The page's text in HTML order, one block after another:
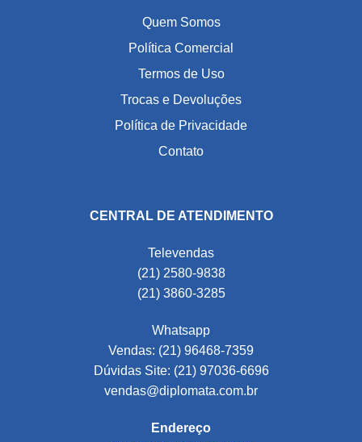
Quem Somos
Política Comercial
Termos de Uso
Trocas e Devoluções
Política de Privacidade
Contato
CENTRAL DE ATENDIMENTO
Televendas
(21) 2580-9838
(21) 3860-3285
Whatsapp
Vendas: (21) 96468-7359
Dúvidas Site: (21) 97036-6696
vendas@diplomata.com.br
Endereço